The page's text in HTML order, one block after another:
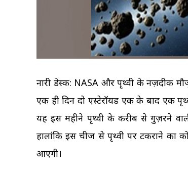
नारी डेस्क: NASA और पृथ्वी के नज़दीक
एक ही दिन दो एस्टेरॉयड एक के बाद एक
यह इस महीने पृथ्वी के करीब से गुज़रने
हालांकि इस चीज से पृथ्वी पर टकराने का
आएगी।